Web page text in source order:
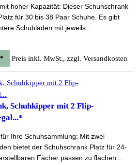
hoher Kapazität: Dieser Schuhschrank
für 30 bis 38 Paar Schuhe. Es gibt
Schubladen mit jeweils...
Preis inkl. MwSt., zzgl. Versandkosten
Schuhkipper mit 2 Flip-
Ihre Schuhsammlung: Mit zwei
bietet der Schuhschrank Platz für 24-
Fächer passen zu flachen...